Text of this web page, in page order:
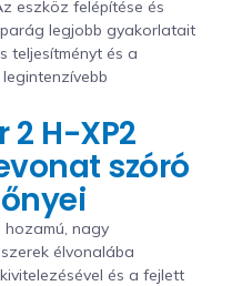
eszköz felépítése és
legjobb gyakorlatait
teljesítményt és a
2 H-XP2
szóró
hozamú, nagy
élvonalába
és a fejlett